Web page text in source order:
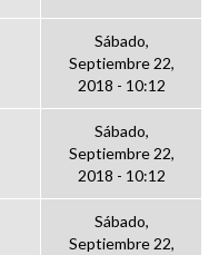
Sábado,
Septiembre 22,
2018 - 10:12
Sábado,
Septiembre 22,
2018 - 10:12
Sábado,
Septiembre 22,